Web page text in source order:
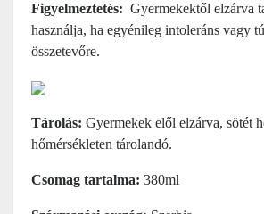
Figyelmeztetés: Gyermekektől elzárva
használja, ha egyénileg intoleráns vagy
összetevőre.
Tárolás: Gyermekek elől elzárva, sötét
hőmérsékleten tárolandó.
Csomag tartalma: 380ml